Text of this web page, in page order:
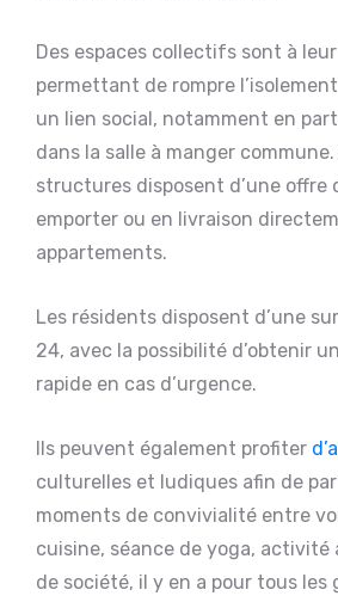
Des espaces collectifs sont à
permettant de rompre
un lien social, notamment en
dans la salle à manger
structures disposent d’une offre
emporter ou en livraison
appartements.
Les résidents disposent d’une
24, avec la possibilité d’obtenir
rapide en cas d’urgence.
Ils peuvent également profiter
culturelles et ludiques afin de
moments de convivialité entre
cuisine, séance de yoga,
de société, il y en a pour tous les